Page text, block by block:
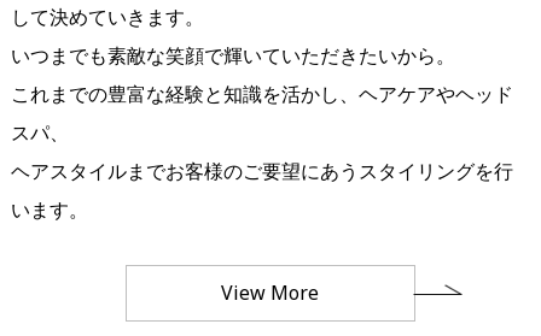
して決めていきます。
いつまでも素敵な笑顔で輝いていただきたいから。
これまでの豊富な経験と知識を活かし、ヘアケアやヘッド
スパ、
ヘアスタイルまでお客様のご要望にあうスタイリングを行
います。
View More